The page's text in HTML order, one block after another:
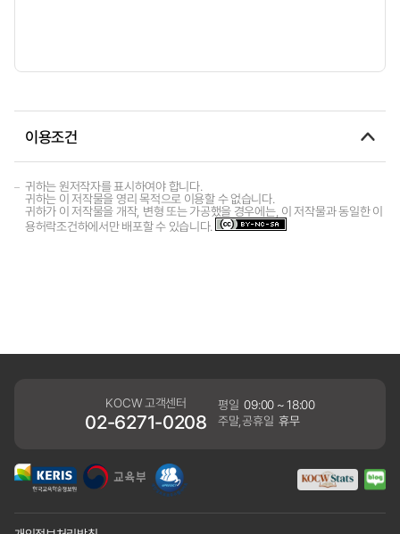
이용조건
귀하는 원저작자를 표시하여야 합니다.
귀하는 이 저작물을 영리 목적으로 이용할 수 없습니다.
귀하가 이 저작물을 개작, 변형 또는 가공했을 경우에는, 이 저작물과 동일한 이
용허락조건하에서만 배포할 수 있습니다.
KOCW 고객센터
02-6271-0208
평일 09:00 ~ 18:00
주말,공휴일 휴무